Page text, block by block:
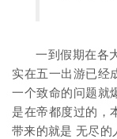
一到假期在各
实在五一出游已经
一个致命的问题就
是在帝都度过的，
带来的就是 无尽的